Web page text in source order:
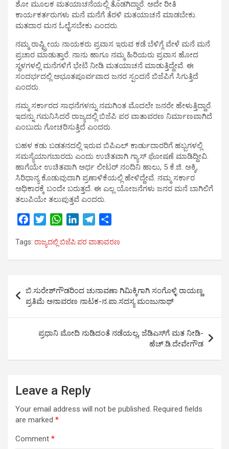
ಶೋ ಮೂಲಕ ಮತಯಾಚನೆಯಲ್ಲಿ ತೊಡಗಿದ್ದಾರೆ. ಅದೇ ರೀತಿ
ಕಾರ್ಯಕರ್ತರುಗಳು ಮನೆ ಮನೆಗೆ ತೆರಳಿ ಮತಯಾಚನೆ ಮಾಡಬೇಕು.
ಮತದಾರ ಮನ ಓಲೈಸಬೇಕು ಎಂದರು.
ನಮ್ಮ ರಾಷ್ಟ್ರೀಯ ನಾಯಕರು ಪ್ರವಾಸ ಇರುವ ಕಡೆ ಬೆಳಿಗ್ಗೆ ವೇಳೆ ಮನೆ ಮನೆ
ಪ್ರಚಾರ ಮಾಡುತ್ತಾರೆ. ನಾನು ಹಾಗೂ ನಮ್ಮ ಹಿರಿಯರು ಪ್ರವಾಸ ಹೋದ
ಸ್ಥಳಗಳಲ್ಲಿ ಮನೆಗಳಿಗೆ ಭೇಟಿ ನೀಡಿ ಮತಯಾಚನೆ ಮಾಡುತ್ತಿದ್ದೇವೆ. ಈ
ಸಂದರ್ಭದಲ್ಲಿ ಅಭೂತಪೂರ್ವವಾದ ಜನರ ಸ್ಪಂದನೆ ಬಿಜೆಪಿಗೆ ಸಿಗುತ್ತಿದೆ
ಎಂದರು.
ನಮ್ಮ ಸರ್ಕಾರದ ಸಾಧನೆಗಳನ್ನು ನಮಗಿಂತ ಮೊದಲೇ ಜನರೇ ಹೇಳುತ್ತಿದ್ದಾರೆ.
ಇದನ್ನು ಗಮನಿಸಿದರೆ ರಾಜ್ಯದಲ್ಲಿ ಬಿಜೆಪಿ ಪರ ವಾತಾವರಣ ನಿರ್ಮಾಣವಾಗಿದೆ
ಎಂಬುದು ಗೋಚರಿಸುತ್ತಿದೆ ಎಂದರು.
ಬಹಳ ಕಡು ಬಡತನದಲ್ಲಿ ಇರುವ ಬಿಪಿಎಲ್ ಕಾರ್ಡುದಾರರಿಗೆ ಹಬ್ಬಗಳಲ್ಲಿ
ಸಮಸ್ಯೆಯಾಗಬಾರದು ಎಂದು ಉಚಿತವಾಗಿ ಗ್ಯಾಸ್ ಘೋಷಣೆ ಮಾಡಿದ್ದೀವಿ.
ಹಾಗೆಯೇ ಉಚಿತವಾಗಿ ಅರ್ಧ ಲೀಟರ್ ನಂದಿನಿ ಹಾಲು, 5 ಕೆ.ಜಿ. ಅಕ್ಕಿ,
ಸಿರಿಧಾನ್ಯ ಕೊಡುವುದಾಗಿ ಪ್ರಣಾಳಿಕೆಯಲ್ಲಿ ಹೇಳಿದ್ದೇವೆ. ನಮ್ಮ ಸರ್ಕಾರ
ಅಧಿಕಾರಕ್ಕೆ ಬಂದೇ ಬರುತ್ತದೆ. ಈ ಎಲ್ಲ ಯೋಜನೆಗಳು ಜನರ ಮನೆ ಬಾಗಿಲಿಗೆ
ತಲುಪಿಯೇ ತಲುಪುತ್ತವೆ ಎಂದರು.
c
o
k
i
r
W
a
p
p
n
I
n
l
a
m
a
Tags: ರಾಜ್ಯದಲ್ಲಿ ಬಿಜೆಪಿ ಪರ ವಾತಾವರಣ
navigation
ಬಿ.ಸುರೇಶ್‍ಗೌಡರಿಂದ ಚುನಾವಣಾ ಗಿಮಿಕ್ಕಿಗಾಗಿ ಸಂಗೊಳ್ಳಿ ರಾಯಣ್ಣ
ಪ್ರತಿಮೆ ಅನಾವರಣ ನಾಟಕ-ನ.ಪಾ.ಸದಸ್ಯ ಮಂಜುನಾಥ್
ಪ್ರಧಾನಿ ಮೋದಿ ನುಡಿದಂತೆ ನಡೆಯಲ್ಲ, ಜೆಡಿಎಸ್‍ಗೆ ಮತ ನೀಡಿ-
ಹೆಚ್.ಡಿ.ದೇವೇಗೌಡ
Leave a Reply
Your email address will not be published. Required fields
are marked *
Comment *